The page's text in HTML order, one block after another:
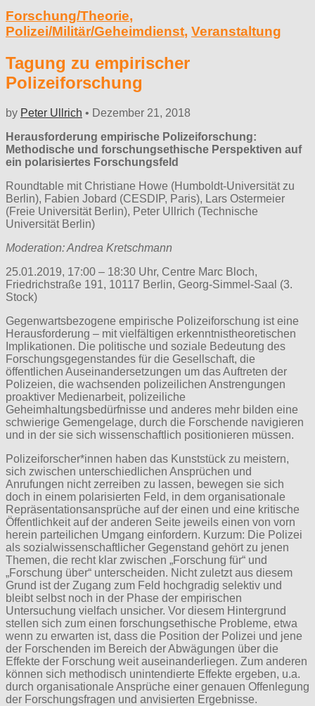
Forschung/Theorie,
Polizei/Militär/Geheimdienst, Veranstaltung
Tagung zu empirischer
Polizeiforschung
by Peter Ullrich • Dezember 21, 2018
Herausforderung empirische Polizeiforschung:
Methodische und forschungsethische Perspektiven auf
ein polarisiertes Forschungsfeld
Roundtable mit Christiane Howe (Humboldt-Universität zu
Berlin), Fabien Jobard (CESDIP, Paris), Lars Ostermeier
(Freie Universität Berlin), Peter Ullrich (Technische
Universität Berlin)
Moderation: Andrea Kretschmann
25.01.2019, 17:00 – 18:30 Uhr, Centre Marc Bloch,
Friedrichstraße 191, 10117 Berlin, Georg-Simmel-Saal (3.
Stock)
Gegenwartsbezogene empirische Polizeiforschung ist eine
Herausforderung – mit vielfältigen erkenntnistheoretischen
Implikationen. Die politische und soziale Bedeutung des
Forschungsgegenstandes für die Gesellschaft, die
öffentlichen Auseinandersetzungen um das Auftreten der
Polizeien, die wachsenden polizeilichen Anstrengungen
proaktiver Medienarbeit, polizeiliche
Geheimhaltungsbedürfnisse und anderes mehr bilden eine
schwierige Gemengelage, durch die Forschende navigieren
und in der sie sich wissenschaftlich positionieren müssen.
Polizeiforscher*innen haben das Kunststück zu meistern,
sich zwischen unterschiedlichen Ansprüchen und
Anrufungen nicht zerreiben zu lassen, bewegen sie sich
doch in einem polarisierten Feld, in dem organisationale
Repräsentationsansprüche auf der einen und eine kritische
Öffentlichkeit auf der anderen Seite jeweils einen von vorn
herein parteilichen Umgang einfordern. Kurzum: Die Polizei
als sozialwissenschaftlicher Gegenstand gehört zu jenen
Themen, die recht klar zwischen „Forschung für“ und
„Forschung über“ unterscheiden. Nicht zuletzt aus diesem
Grund ist der Zugang zum Feld hochgradig selektiv und
bleibt selbst noch in der Phase der empirischen
Untersuchung vielfach unsicher. Vor diesem Hintergrund
stellen sich zum einen forschungsethische Probleme, etwa
wenn zu erwarten ist, dass die Position der Polizei und jene
der Forschenden im Bereich der Abwägungen über die
Effekte der Forschung weit auseinanderliegen. Zum anderen
können sich methodisch unintendierte Effekte ergeben, u.a.
durch organisationale Ansprüche einer genauen Offenlegung
der Forschungsfragen und anvisierten Ergebnisse.